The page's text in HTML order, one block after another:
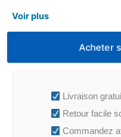
les doigts n’importe où.
Voir plus
Acheter
Livraison
Retour facile
Commandez